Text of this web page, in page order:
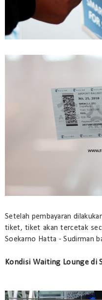
Setelah pembayaran
tiket, tiket akan tercetak
Soekarno Hatta - Sudirman
Kondisi Waiting Lounge di